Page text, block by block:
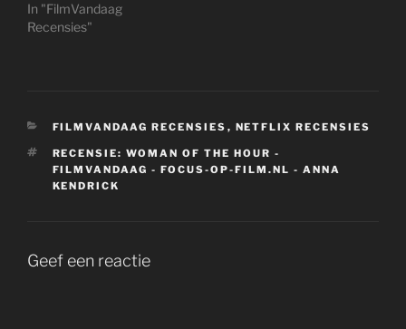
In "FilmVandaag
Recensies"
CATEGORIEËN
FILMVANDAAG RECENSIES , NETFLIX RECENSIES
TAGS
RECENSIE: WOMAN OF THE HOUR -
FILMVANDAAG - FOCUS-OP-FILM.NL - ANNA
KENDRICK
Geef een reactie